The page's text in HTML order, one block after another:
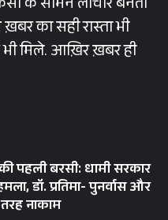
के सामने लाचार बनती
का सही रास्ता भी
मिले. आख़िर ख़बर ही
पहली बरसी: धामी सरकार
डॉ. प्रतिमा- पुनर्वास और
नाकाम